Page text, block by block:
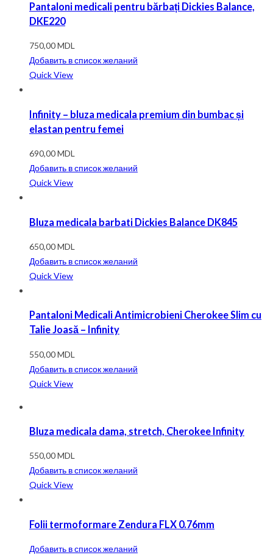
Pantaloni medicali pentru bărbați Dickies Balance,
DKE220
750,00MDL
Добавить в список желаний
Quick View
Infinity – bluza medicala premium din bumbac și
elastan pentru femei
690,00MDL
Добавить в список желаний
Quick View
Bluza medicala barbati Dickies Balance DK845
650,00MDL
Добавить в список желаний
Quick View
Pantaloni Medicali Antimicrobieni Cherokee Slim cu
Talie Joasă – Infinity
550,00MDL
Добавить в список желаний
Quick View
Bluza medicala dama, stretch, Cherokee Infinity
550,00MDL
Добавить в список желаний
Quick View
Folii termoformare Zendura FLX 0.76mm
Добавить в список желаний